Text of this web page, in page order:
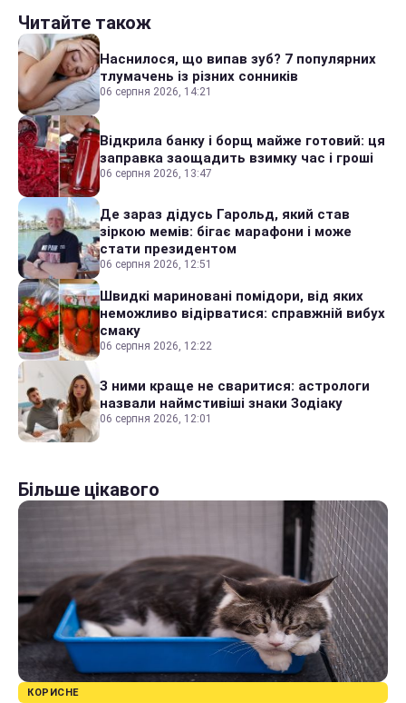
Читайте також
Наснилося, що випав зуб? 7 популярних
тлумачень із різних сонників
06 серпня 2026, 14:21
Відкрила банку і борщ майже готовий: ця
заправка заощадить взимку час і гроші
06 серпня 2026, 13:47
Де зараз дідусь Гарольд, який став
зіркою мемів: бігає марафони і може
стати президентом
06 серпня 2026, 12:51
Швидкі мариновані помідори, від яких
неможливо відірватися: справжній вибух
смаку
06 серпня 2026, 12:22
З ними краще не сваритися: астрологи
назвали наймстивіші знаки Зодіаку
06 серпня 2026, 12:01
Більше цікавого
КОРИСНЕ